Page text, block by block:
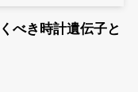
べき時計遺伝子と